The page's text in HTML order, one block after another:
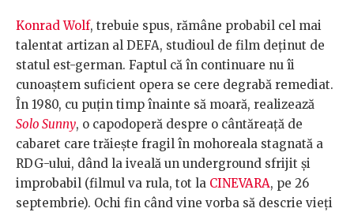
Konrad Wolf, trebuie spus, rămâne probabil cel mai
talentat artizan al DEFA, studioul de film deținut de
statul est-german. Faptul că în continuare nu îi
cunoaștem suficient opera se cere degrabă remediat.
În 1980, cu puțin timp înainte să moară, realizează
Solo Sunny, o capodoperă despre o cântăreață de
cabaret care trăiește fragil în mohoreala stagnată a
RDG-ului, dând la iveală un underground sfrijit și
improbabil (filmul va rula, tot la CINEVARA, pe 26
septembrie). Ochi fin când vine vorba să descrie vieți